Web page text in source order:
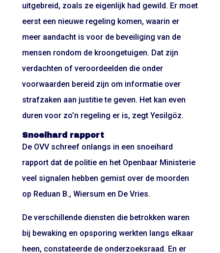
uitgebreid, zoals ze eigenlijk had gewild. Er moet
eerst een nieuwe regeling komen, waarin er
meer aandacht is voor de beveiliging van de
mensen rondom de kroongetuigen. Dat zijn
verdachten of veroordeelden die onder
voorwaarden bereid zijn om informatie over
strafzaken aan justitie te geven. Het kan even
duren voor zo’n regeling er is, zegt Yesilgöz.
Snoeihard rapport
De OVV schreef onlangs in een snoeihard
rapport dat de politie en het Openbaar Ministerie
veel signalen hebben gemist over de moorden
op Reduan B., Wiersum en De Vries.
De verschillende diensten die betrokken waren
bij bewaking en opsporing werkten langs elkaar
heen, constateerde de onderzoeksraad. En er